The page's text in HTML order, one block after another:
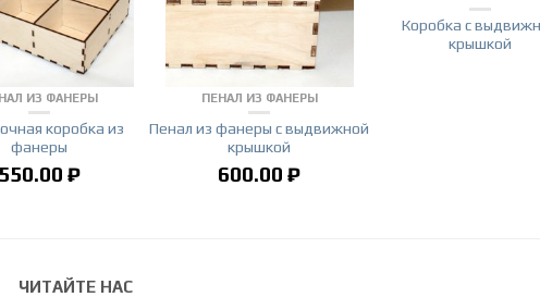
ИЗ ФАНЕРЫ
коробка из
фанеры
550.00₽
ПЕНАЛ ИЗ ФАНЕРЫ
Пенал из фанеры с выдвижной
крышкой
600.00₽
Коробка с
крышкой
ЧИТАЙТЕ НАС